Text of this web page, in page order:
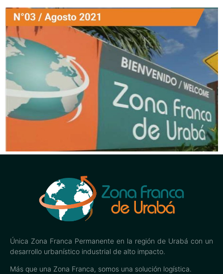
Única Zona Franca Permanente en la región de Urabá con un
desarrollo urbanístico industrial de alto impacto.
Más que una Zona Franca, somos una solución logística.